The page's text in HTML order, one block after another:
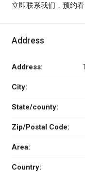
立即联系我们，预约
Address
Address:
City:
State/county:
Zip/Postal Code:
Area:
Country: